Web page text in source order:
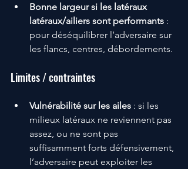
Bonne largeur si les latéraux
latéraux/ailiers sont performants :
pour déséquilibrer l’adversaire sur
les flancs, centres, débordements.
Limites / contraintes
Vulnérabilité sur les ailes : si les
milieux latéraux ne reviennent pas
assez, ou ne sont pas
suffisamment forts défensivement,
l’adversaire peut exploiter les